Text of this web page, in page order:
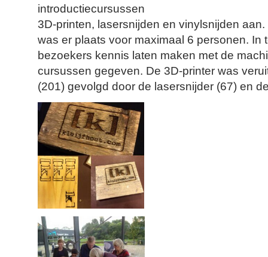
introductiecursussen
3D-printen, lasersnijden en vinylsnijden
was er plaats voor maximaal 6 personen. In
bezoekers kennis laten maken met de
cursussen gegeven. De 3D-printer was
(201) gevolgd door de lasersnijder (67) en